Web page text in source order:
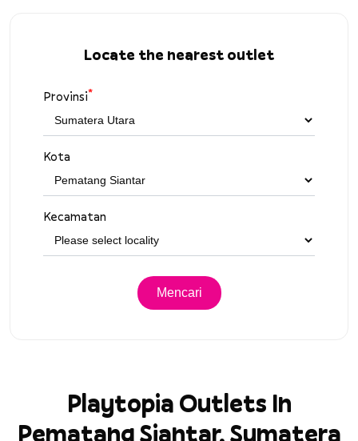
Locate the nearest outlet
Provinsi*
Kota
Kecamatan
Playtopia Outlets In
Pematang Siantar, Sumatera